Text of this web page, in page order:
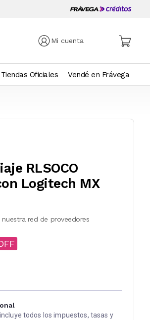
Mi cuenta
Tiendas Oficiales Vendé en Frávega
RLSOCO
Logitech MX
red de proveedores
todos los impuestos, tasas y